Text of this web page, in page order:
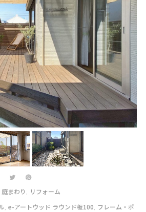
庭まわり
リフォーム
e-アートウッド ラウンド板100 フレーム・ポ